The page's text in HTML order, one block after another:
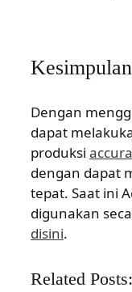
Kesimpulan
Dengan
dapat
produksi
dengan dapat
tepat. Saat ini
digunakan
disini.
Related Posts: